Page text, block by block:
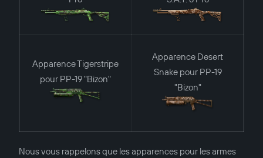
Apparence Tigerstripe
pour PP-19 "Bizon"
Apparence Desert
Snake pour PP-19
"Bizon"
Nous vous rappelons que les apparences pour les armes